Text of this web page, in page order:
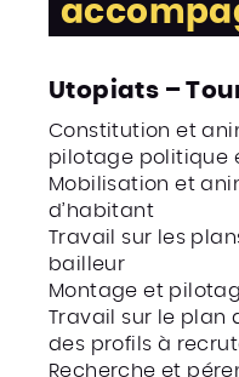
Utopiats –
Constitution et
pilotage politique
Mobilisation et
d’habitant
Travail sur les
bailleur
Montage et
Travail sur le plan
des profils à
Recherche et